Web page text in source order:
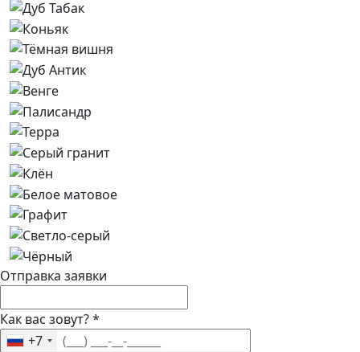
Отправка заявки
Как вас зовут?*
+7